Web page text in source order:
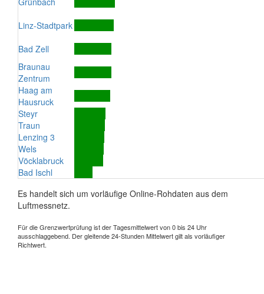
Linz-Stadtpark
Bad Zell
Braunau
Zentrum
Haag am
Hausruck
Steyr
Traun
Lenzing 3
Wels
Vöcklabruck
Bad Ischl
Es handelt sich um vorläufige Online-Rohdaten aus dem
Luftmessnetz.
Für die Grenzwertprüfung ist der Tagesmittelwert von 0 bis 24 Uhr
ausschlaggebend. Der gleitende 24-Stunden Mittelwert gilt als vorläufiger
Richtwert.